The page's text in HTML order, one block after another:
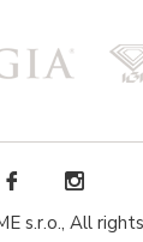
s.r.o., All